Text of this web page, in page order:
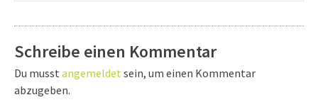
Schreibe einen Kommentar
Du musst angemeldet sein, um einen Kommentar
abzugeben.